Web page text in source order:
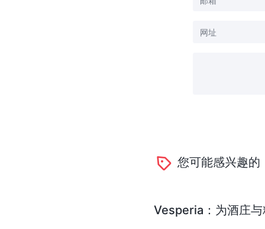
您可能感兴趣的
Vesperia：为酒庄